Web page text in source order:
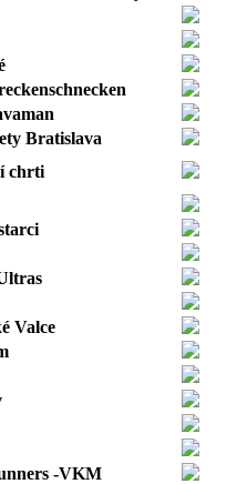
Bratislava
chrti
Valce
-VKM